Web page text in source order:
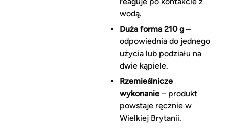
wodą.
Duża forma 210 g–
odpowiednia do jednego
użycia lub podziału na
dwie kąpiele.
Rzemieślnicze
wykonanie– produkt
powstaje ręcznie w
Wielkiej Brytanii.